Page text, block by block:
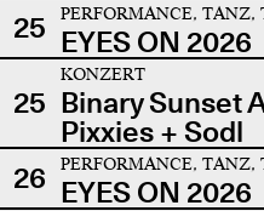
25 PERFORMANCE, TANZ,
EYES ON 2026
25
KONZERT
Binary Sunset
Pixxies + Sodl
26
PERFORMANCE, TANZ,
EYES ON 2026